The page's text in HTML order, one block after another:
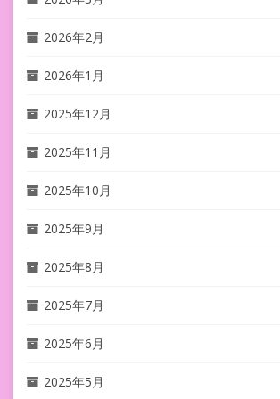
2026年2月
2026年1月
2025年12月
2025年11月
2025年10月
2025年9月
2025年8月
2025年7月
2025年6月
2025年5月